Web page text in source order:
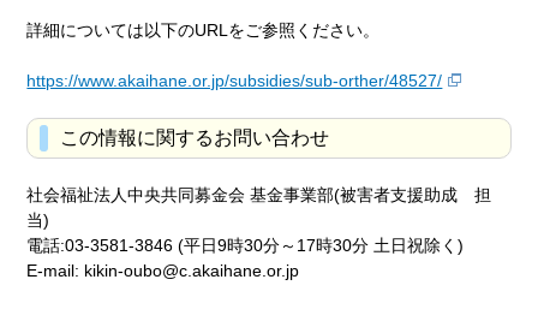
詳細については以下のURLをご参照ください。
https://www.akaihane.or.jp/subsidies/sub-orther/48527/
この情報に関するお問い合わせ
社会福祉法人中央共同募金会 基金事業部(被害者支援助成 担
当)
電話:03-3581-3846 (平日9時30分～17時30分 土日祝除く)
E-mail: kikin-oubo@c.akaihane.or.jp